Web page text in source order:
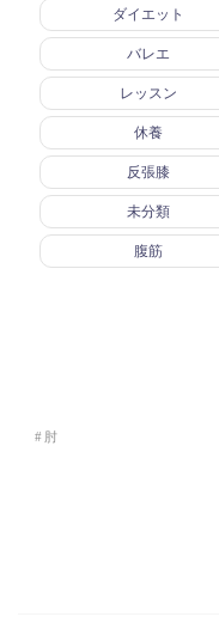
ダイエット
バレエ
レッスン
休養
反張膝
未分類
腹筋
肘